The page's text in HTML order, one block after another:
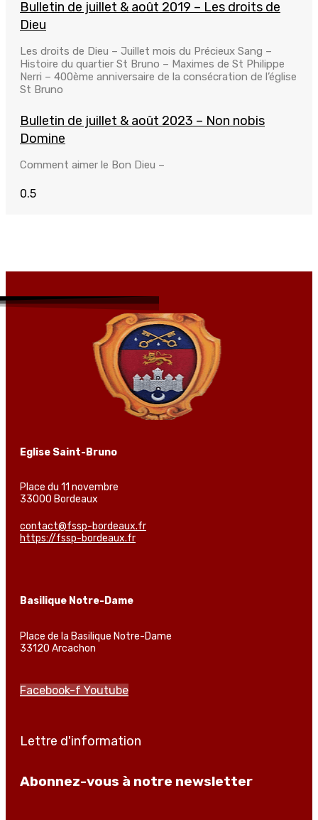
Bulletin de juillet & août 2019 – Les droits de
Dieu
Les droits de Dieu – Juillet mois du Précieux Sang –
Histoire du quartier St Bruno – Maximes de St Philippe
Nerri – 400ème anniversaire de la consécration de l’église
St Bruno
Bulletin de juillet & août 2023 – Non nobis
Domine
Comment aimer le Bon Dieu –
Eglise Saint-Bruno
Place du 11 novembre
33000 Bordeaux
contact@fssp-bordeaux.fr
https://fssp-bordeaux.fr
Basilique Notre-Dame
Place de la Basilique Notre-Dame
33120 Arcachon
Facebook-f Youtube
Lettre d'information
Abonnez-vous à notre newsletter